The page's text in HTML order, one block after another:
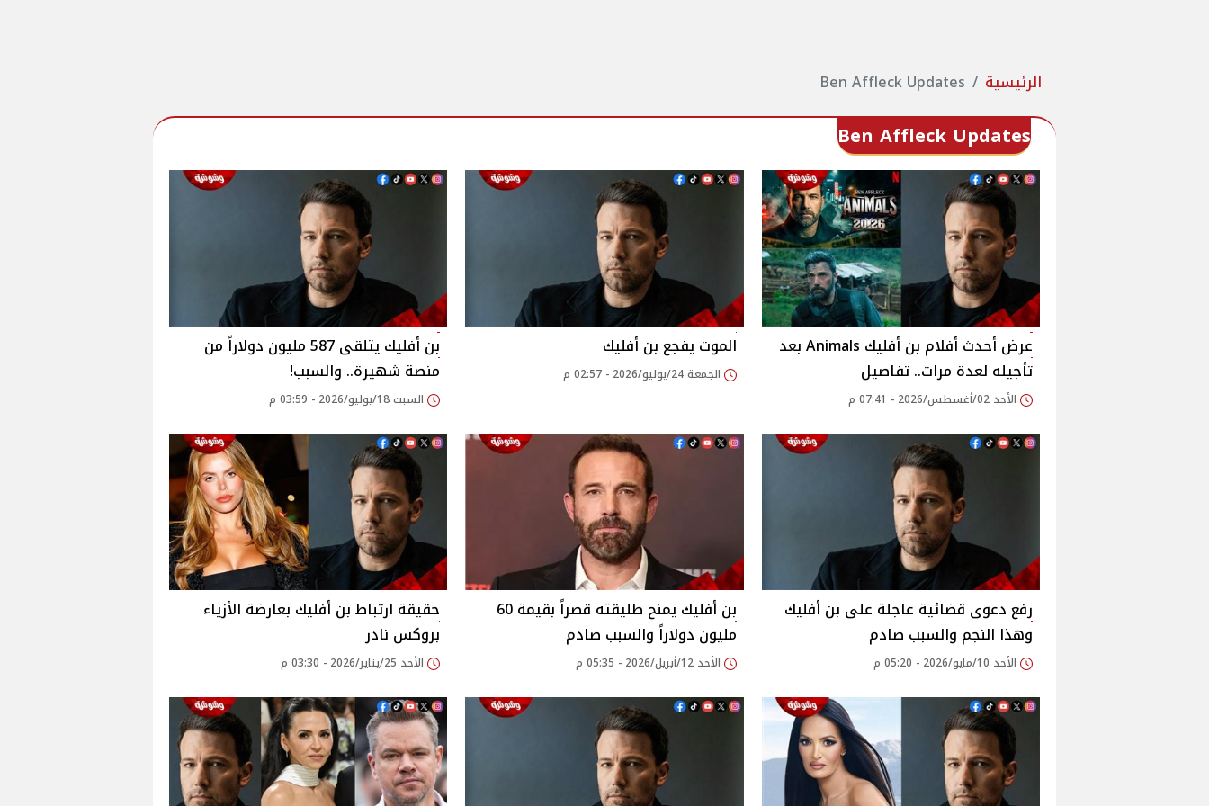
الرئيسية Ben Affleck Updates
Ben Affleck Updates
عرض أحدث أفلام بن أفليك Animals بعد
تأجيله لعدة مرات.. تفاصيل
الأحد 02/أغسطس/2026 - 07:41 م
الموت يفجع بن أفليك
الجمعة 24/يوليو/2026 - 02:57 م
بن أفليك يتلقى 587 مليون دولاراً من
منصة شهيرة.. والسبب!
السبت 18/يوليو/2026 - 03:59 م
رفع دعوى قضائية عاجلة على بن أفليك
وهذا النجم والسبب صادم
الأحد 10/مايو/2026 - 05:20 م
بن أفليك يمنح طليقته قصراً بقيمة 60
مليون دولاراً والسبب صادم
الأحد 12/أبريل/2026 - 05:35 م
حقيقة ارتباط بن أفليك بعارضة الأزياء
بروكس نادر
الأحد 25/يناير/2026 - 03:30 م